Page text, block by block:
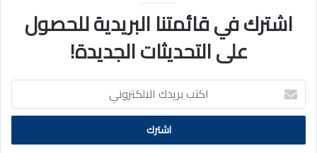
اشترك في قائمتنا البريدية للحصول
على التحديثات الجديدة!
اكتب
بريدك
الالكتروني